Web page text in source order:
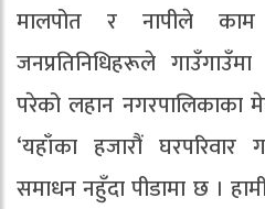
मालपोत र नापीले काम
जनप्रतिनिधिहरूले
परेको लहान नगरपालिकाका
‘यहाँका हजारौं
समाधन नहुँदा पीडामा छ ।